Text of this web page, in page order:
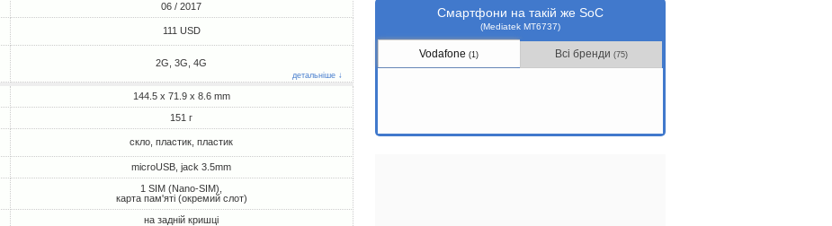
06 / 2017
111 USD
2G, 3G, 4G
детальніше ↓
144.5 x 71.9 x 8.6 mm
151 г
скло, пластик, пластик
microUSB, jack 3.5mm
1 SIM (Nano-SIM),
карта пам'яті (окремий слот)
на задній кришці
Смартфони на такій же SoC
(Mediatek MT6737)
Vodafone(1) Всі бренди (75)